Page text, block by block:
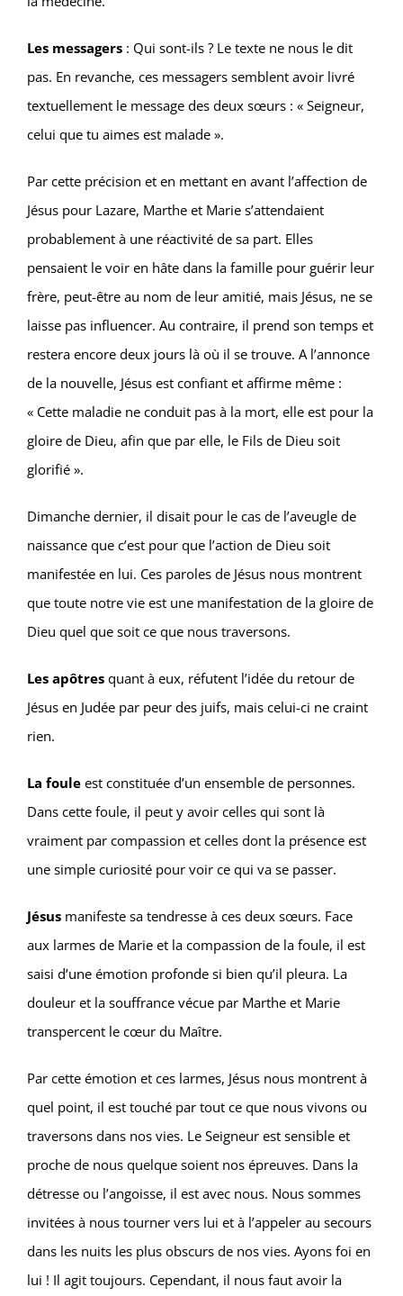
Les messagers : Qui sont-ils ? Le texte ne nous le dit
pas. En revanche, ces messagers semblent avoir livré
textuellement le message des deux sœurs : « Seigneur,
celui que tu aimes est malade ».
Par cette précision et en mettant en avant l’affection de
Jésus pour Lazare, Marthe et Marie s’attendaient
probablement à une réactivité de sa part. Elles
pensaient le voir en hâte dans la famille pour guérir leur
frère, peut-être au nom de leur amitié, mais Jésus, ne se
laisse pas influencer. Au contraire, il prend son temps et
restera encore deux jours là où il se trouve. A l’annonce
de la nouvelle, Jésus est confiant et affirme même :
« Cette maladie ne conduit pas à la mort, elle est pour la
gloire de Dieu, afin que par elle, le Fils de Dieu soit
glorifié ».
Dimanche dernier, il disait pour le cas de l’aveugle de
naissance que c’est pour que l’action de Dieu soit
manifestée en lui. Ces paroles de Jésus nous montrent
que toute notre vie est une manifestation de la gloire de
Dieu quel que soit ce que nous traversons.
Les apôtres quant à eux, réfutent l’idée du retour de
Jésus en Judée par peur des juifs, mais celui-ci ne craint
rien.
La foule est constituée d’un ensemble de personnes.
Dans cette foule, il peut y avoir celles qui sont là
vraiment par compassion et celles dont la présence est
une simple curiosité pour voir ce qui va se passer.
Jésus manifeste sa tendresse à ces deux sœurs. Face
aux larmes de Marie et la compassion de la foule, il est
saisi d’une émotion profonde si bien qu’il pleura. La
douleur et la souffrance vécue par Marthe et Marie
transpercent le cœur du Maître.
Par cette émotion et ces larmes, Jésus nous montrent à
quel point, il est touché par tout ce que nous vivons ou
traversons dans nos vies. Le Seigneur est sensible et
proche de nous quelque soient nos épreuves. Dans la
détresse ou l’angoisse, il est avec nous. Nous sommes
invitées à nous tourner vers lui et à l’appeler au secours
dans les nuits les plus obscurs de nos vies. Ayons foi en
lui ! Il agit toujours. Cependant, il nous faut avoir la